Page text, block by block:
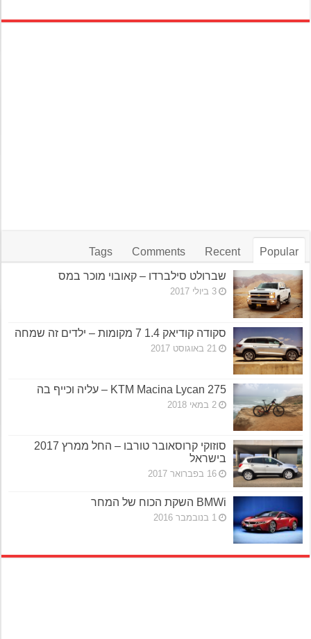
Popular
Recent
Comments
Tags
שברולט סילברדו – קאובוי מוכר במס
3 ביולי 2017
סקודה קודיאק 1.4 7 מקומות – ילדים זה שמחה
21 באוגוסט 2017
KTM Macina Lycan 275 – עליה וכייף בה
2 במאי 2018
סוזוקי קרוסאובר טורבו – החל ממרץ 2017
בישראל
16 בפברואר 2017
BMWi השקת הכוח של המחר
1 בנובמבר 2016